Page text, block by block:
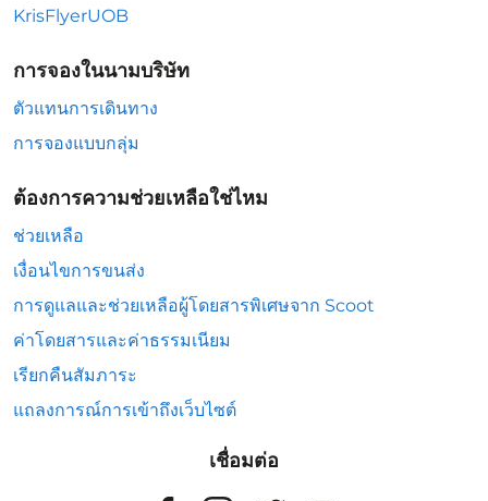
KrisFlyerUOB
การจองในนามบริษัท
ตัวแทนการเดินทาง
การจองแบบกลุ่ม
ต้องการความช่วยเหลือใช่ไหม
ช่วยเหลือ
เงื่อนไขการขนส่ง
การดูแลและช่วยเหลือผู้โดยสารพิเศษจาก Scoot
ค่าโดยสารและค่าธรรมเนียม
เรียกคืนสัมภาระ
แถลงการณ์การเข้าถึงเว็บไซต์
เชื่อมต่อ